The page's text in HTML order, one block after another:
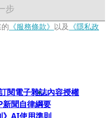
步
《服務條款》 以及 《隱私政
閱電子雜誌內容授權
新聞自律綱要